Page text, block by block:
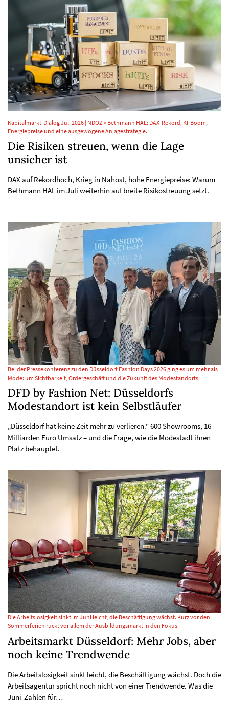
Kapitalmarkt-Dialog Juli 2026 | NDOZ × Bethmann HAL: DAX-Rekord, KI-Boom,
Energiepreise und eine ausgewogene Anlagestrategie.
Die Risiken streuen, wenn die Lage
unsicher ist
DAX auf Rekordhoch, Krieg in Nahost, hohe Energiepreise: Warum
Bethmann HAL im Juli weiterhin auf breite Risikostreuung setzt.
Bei der Pressekonferenz zu den Düsseldorf Fashion Days 2026 ging es um mehr als
Mode: um Sichtbarkeit, Ordergeschäft und die Zukunft des Modestandorts.
DFD by Fashion Net: Düsseldorfs
Modestandort ist kein Selbstläufer
„Düsseldorf hat keine Zeit mehr zu verlieren." 600 Showrooms, 16
Milliarden Euro Umsatz – und die Frage, wie die Modestadt ihren
Platz behauptet.
Die Arbeitslosigkeit sinkt im Juni leicht, die Beschäftigung wächst. Kurz vor den
Sommerferien rückt vor allem der Ausbildungsmarkt in den Fokus.
Arbeitsmarkt Düsseldorf: Mehr Jobs, aber
noch keine Trendwende
Die Arbeitslosigkeit sinkt leicht, die Beschäftigung wächst. Doch die
Arbeitsagentur spricht noch nicht von einer Trendwende. Was die
Juni-Zahlen für…